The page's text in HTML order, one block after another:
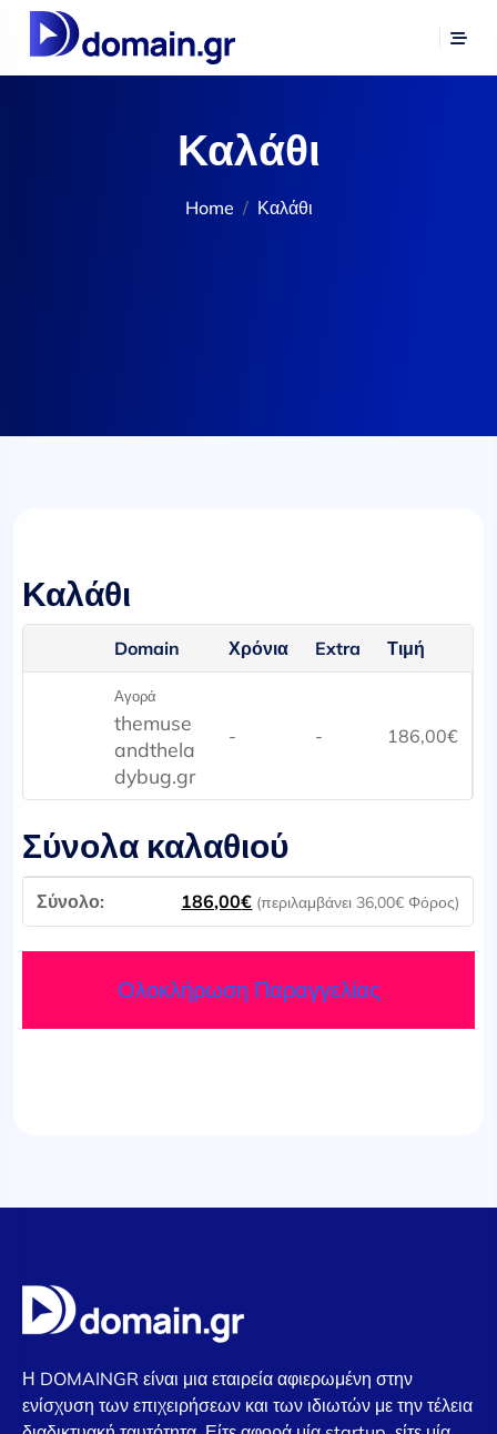
Καλάθι
Home Καλάθι
Καλάθι
Domain Χρόνια Extra Τιμή
Αγορά
themuse
andthela
dybug.gr
- - 186,00€
Σύνολα καλαθιού
186,00€ (περιλαμβάνει 36,00€ Φόρος)
Ολοκλήρωση Παραγγελίας
Η DOMAINGR είναι μια εταιρεία αφιερωμένη στην
ενίσχυση των επιχειρήσεων και των ιδιωτών με την τέλεια